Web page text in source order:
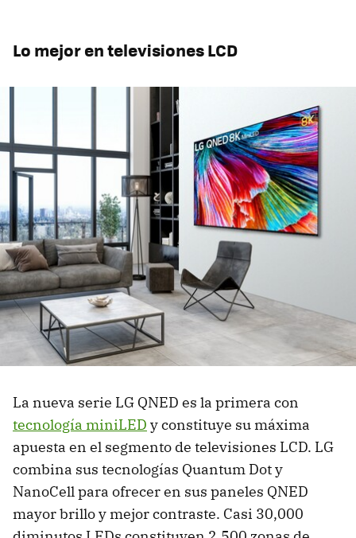
Lo mejor en televisiones LCD
La nueva serie LG QNED es la primera con
tecnología miniLED y constituye su máxima
apuesta en el segmento de televisiones LCD. LG
combina sus tecnologías Quantum Dot y
NanoCell para ofrecer en sus paneles QNED
mayor brillo y mejor contraste. Casi 30,000